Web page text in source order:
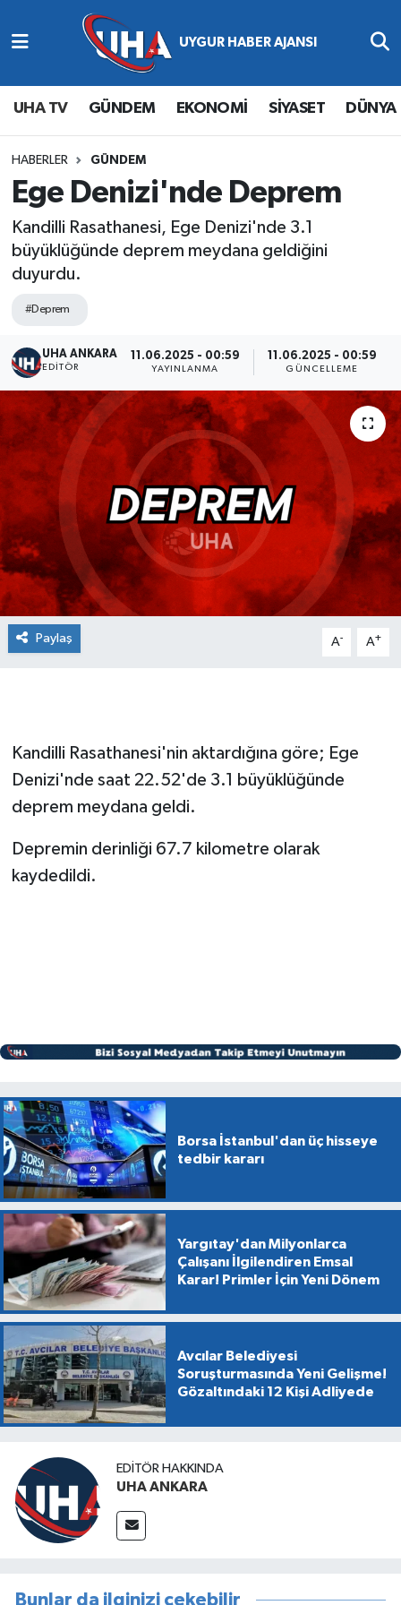
UHA TV GÜNDEM EKONOMİ SİYASET DÜNYA
HABERLER GÜNDEM
Ege Denizi'nde Deprem
Kandilli Rasathanesi, Ege Denizi'nde 3.1
büyüklüğünde deprem meydana geldiğini
duyurdu.
#Deprem
UHA ANKARA
EDITÖR
11.06.2025 - 00:59
YAYINLANMA
11.06.2025 - 00:59
GÜNCELLEME
Paylaş A- A+
Kandilli Rasathanesi'nin aktardığına göre; Ege
Denizi'nde saat 22.52'de 3.1 büyüklüğünde
deprem meydana geldi.
Depremin derinliği 67.7 kilometre olarak
kaydedildi.
Borsa İstanbul'dan üç hisseye
tedbir kararı
Yargıtay'dan Milyonlarca
Çalışanı İlgilendiren Emsal
Karar! Primler İçin Yeni Dönem
Avcılar Belediyesi
Soruşturmasında Yeni Gelişme!
Gözaltındaki 12 Kişi Adliyede
EDITÖR HAKKINDA
UHA ANKARA
Bunlar da ilginizi çekebilir
Abone Ol
Gündem
Ekonomi
Magazin
Siyaset
Nöbetçi Eczaneler
Hava Durumu
Namaz Vakitleri
Trafik Durumu
Süper Lig Puan Durumu ve Fikstür
Haber Arşivi